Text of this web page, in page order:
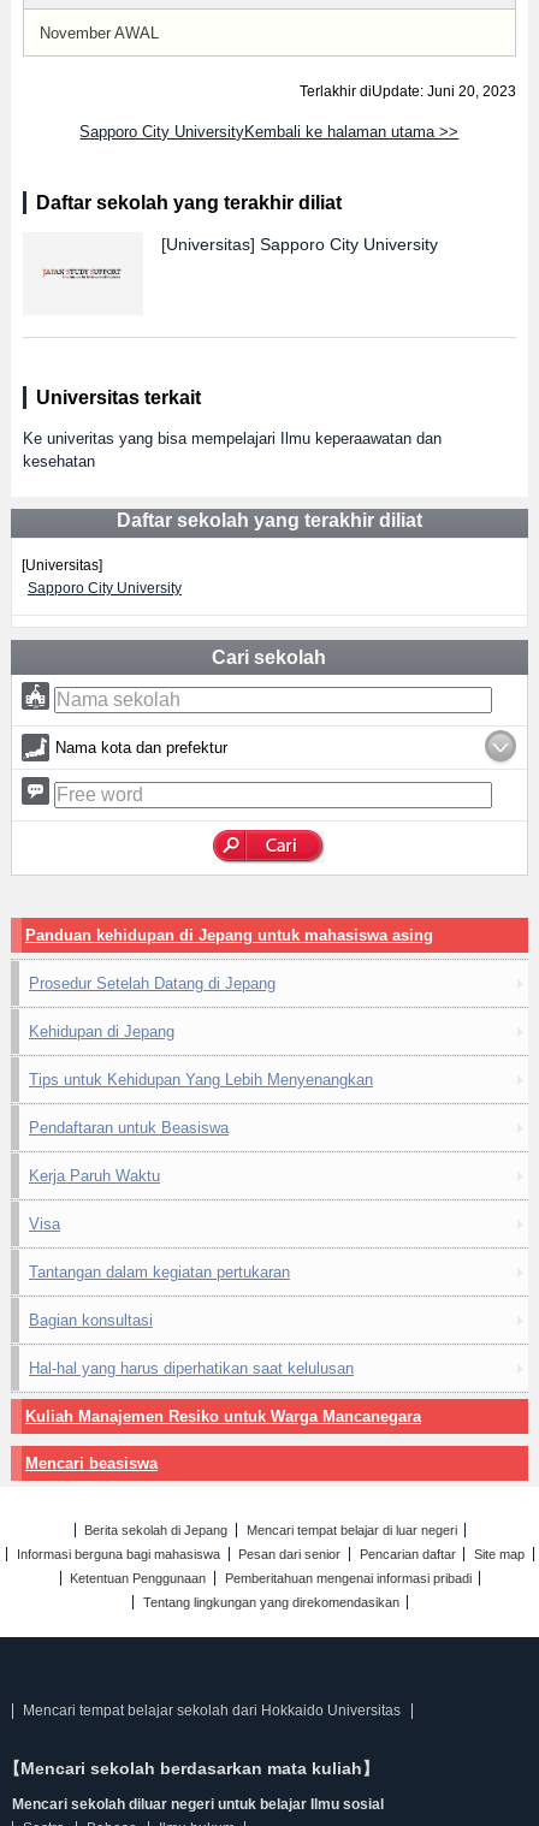
November AWAL
Terlakhir diUpdate: Juni 20, 2023
Sapporo City UniversityKembali ke halaman utama >>
Daftar sekolah yang terakhir diliat
[Universitas] Sapporo City University
Universitas terkait
Ke univeritas yang bisa mempelajari Ilmu keperaawatan dan
kesehatan
Daftar sekolah yang terakhir diliat
[Universitas]
Sapporo City University
Cari sekolah
Nama kota dan prefektur
Panduan kehidupan di Jepang untuk mahasiswa asing
Prosedur Setelah Datang di Jepang
Kehidupan di Jepang
Tips untuk Kehidupan Yang Lebih Menyenangkan
Pendaftaran untuk Beasiswa
Kerja Paruh Waktu
Visa
Tantangan dalam kegiatan pertukaran
Bagian konsultasi
Hal-hal yang harus diperhatikan saat kelulusan
Kuliah Manajemen Resiko untuk Warga Mancanegara
Mencari beasiswa
Berita sekolah di Jepang
Mencari tempat belajar di luar negeri
Informasi berguna bagi mahasiswa
Pesan dari senior Pencarian daftar
Site map
Ketentuan Penggunaan
Pemberitahuan mengenai informasi pribadi
Tentang lingkungan yang direkomendasikan
Mencari tempat belajar sekolah dari Hokkaido Universitas
【Mencari sekolah berdasarkan mata kuliah】
Mencari sekolah diluar negeri untuk belajar Ilmu sosial